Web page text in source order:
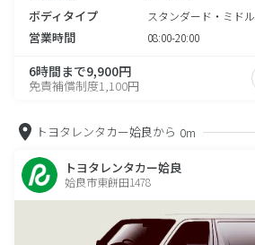
ボディタイプ スタンダード・ミドル
営業時間 08:00-20:00
6時間まで9,900円
免責補償制度1,100円
トヨタレンタカー姶良から 0m
トヨタレンタカー姶良
姶良市東餅田1478